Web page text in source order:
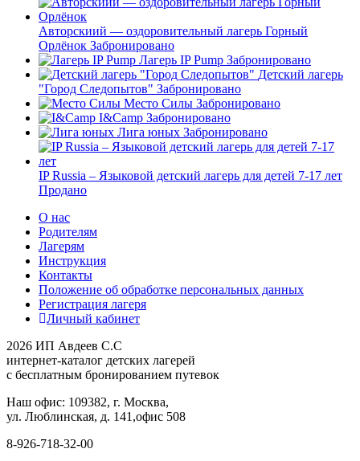
Авторскиий — оздоровительный лагерь Горный
Орлёнок Забронировано
Лагерь IP Pump Забронировано
Детский лагерь
"Город Следопытов" Забронировано
Место Силы Забронировано
I&Camp Забронировано
Лига юных Забронировано
IP Russia – Языковой детский лагерь для детей 7-17 лет
Продано
О нас
Родителям
Лагерям
Инструкция
Контакты
Положение об обработке персональных данных
Регистрация лагеря
Личный кабинет
2026 ИП Авдеев С.С
интернет-каталог детских лагерей
с бесплатным бронированием путевок
Наш офис: 109382, г. Москва,
ул. Люблинская, д. 141,офис 508
8-926-718-32-00